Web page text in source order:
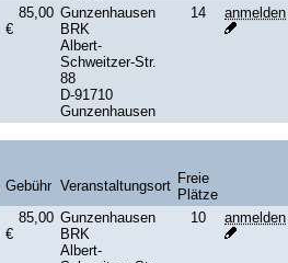
85,00
€
Gunzenhausen
BRK
Albert-
Schweitzer-Str.
88
D-91710
Gunzenhausen
14 anmelden
Gebühr Veranstaltungsort Freie
Plätze
85,00
€
Gunzenhausen
BRK
Albert-
10 anmelden